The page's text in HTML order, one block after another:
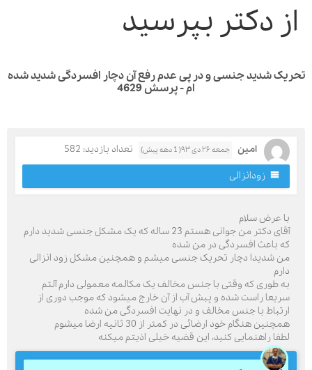
دکتر بپرسید
شدید جنسی و در پی عدم رفع آن دچار افسردگی شدید شده
ام - پرسش 4629
امین جمعه ۲۶ دی ۹۳( 1 دهه پیش)
تعداد بازدید: 582
زودانزالی
عرض سلام
آقای دکتر من جوانی هستم 23 ساله که یک مشکل جنسی شدید دارم
باعث افسردگی در من شده
شدیدا دچار تحریک جنسی میشم و همچنین مشکل زود انزالی
طوری که وقتی با جنس مخالف یک مکالمه معمولی دارم آلتم
راست شده و پبش آب از آن خارج میشود که موجب دوری از
با جنس مخالف و در نهایت افسردگی من شده
هنگام خود ارضائی در کمتر از 30 ثانیه ارضا میشوم
راهنمایی کنید، این قضیه خیلی اذیتم میکنه